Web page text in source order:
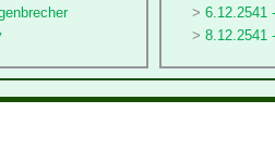
6.12.2541
8.12.2541